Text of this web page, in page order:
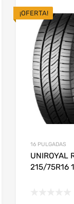
¡OFERTA!
16 PULGADAS
UNIROYAL
215/75R16